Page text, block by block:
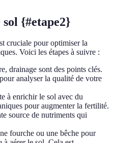
{#etape2}
cruciale pour optimiser la
Voici les étapes à suivre :
drainage sont des points clés.
analyser la qualité de votre
à enrichir le sol avec du
pour augmenter la fertilité.
source de nutriments qui
fourche ou une bêche pour